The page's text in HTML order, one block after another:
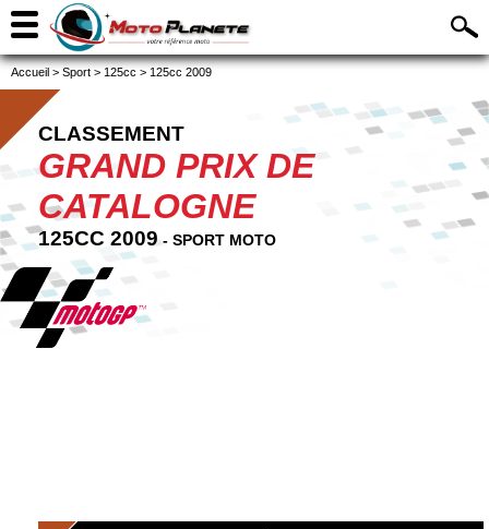
Accueil > Sport > 125cc > 125cc 2009
CLASSEMENT
GRAND PRIX DE
CATALOGNE
125CC 2009 - SPORT MOTO